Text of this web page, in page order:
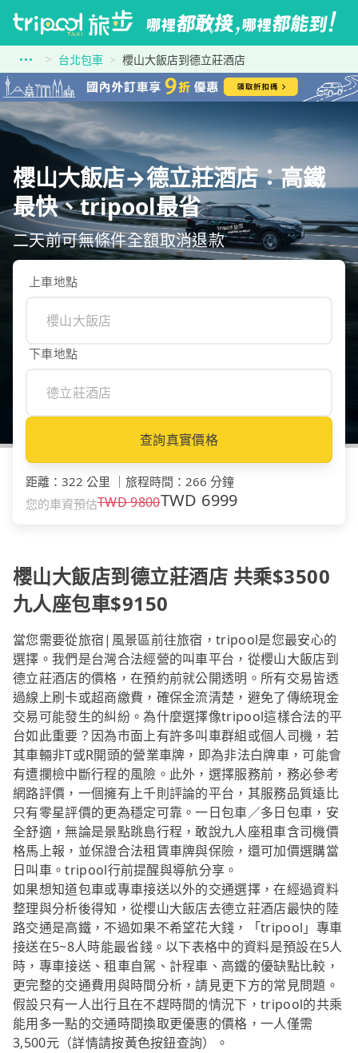
台北包車 櫻山大飯店到德立莊酒店
櫻山大飯店→德立莊酒店：高鐵
最快、tripool最省
二天前可無條件全額取消退款
上車地點
下車地點
查詢真實價格
距離 ： 322 公里 旅程時間 ： 266 分鐘
您的車資預估TWD9800TWD 6999
櫻山大飯店到德立莊酒店 共乘$3500
九人座包車$9150
當您需要從旅宿|風景區前往旅宿，tripool是您最安心的
選擇。我們是台灣合法經營的叫車平台，從櫻山大飯店到
德立莊酒店的價格，在預約前就公開透明。所有交易皆透
過線上刷卡或超商繳費，確保金流清楚，避免了傳統現金
交易可能發生的糾紛。為什麼選擇像tripool這樣合法的平
台如此重要？因為市面上有許多叫車群組或個人司機，若
其車輛非T或R開頭的營業車牌，即為非法白牌車，可能會
有遭攔檢中斷行程的風險。此外，選擇服務前，務必參考
網路評價，一個擁有上千則評論的平台，其服務品質遠比
只有零星評價的更為穩定可靠。一日包車／多日包車，安
全舒適，無論是景點跳島行程，敢說九人座租車含司機價
格馬上報，並保證合法租賃車牌與保險，還可加價選購當
日叫車。tripool行前提醒與導航分享。
如果想知道包車或專車接送以外的交通選擇，在經過資料
整理與分析後得知，從櫻山大飯店去德立莊酒店最快的陸
路交通是高鐵，不過如果不希望花大錢，「tripool」專車
接送在5~8人時能最省錢。以下表格中的資料是預設在5人
時，專車接送、租車自駕、計程車、高鐵的優缺點比較，
更完整的交通費用與時間分析，請見更下方的常見問題。
假設只有一人出行且在不趕時間的情況下，tripool的共乘
能用多一點的交通時間換取更優惠的價格，一人僅需
3,500元（詳情請按黃色按鈕查詢）。